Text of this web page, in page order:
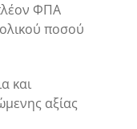
ΦΠΑ
ποσού
και
αξίας